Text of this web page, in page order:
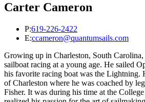
Carter Cameron
P:619-226-2422
E:ccameron@quantumsails.com
Growing up in Charleston, South
sailboat racing at a young age. He sailed
his favorite racing boat was the Lightning.
of Charleston where he was coached by
Fisher. It was during his time at the